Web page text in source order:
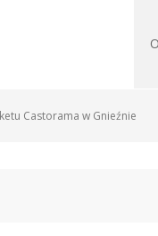
Castorama w Gnieźnie